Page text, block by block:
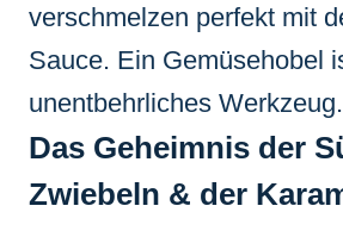
verschmelzen perfekt mit
Sauce. Ein Gemüsehobel
unentbehrliches Werkzeug.
Das Geheimnis der
Zwiebeln & der